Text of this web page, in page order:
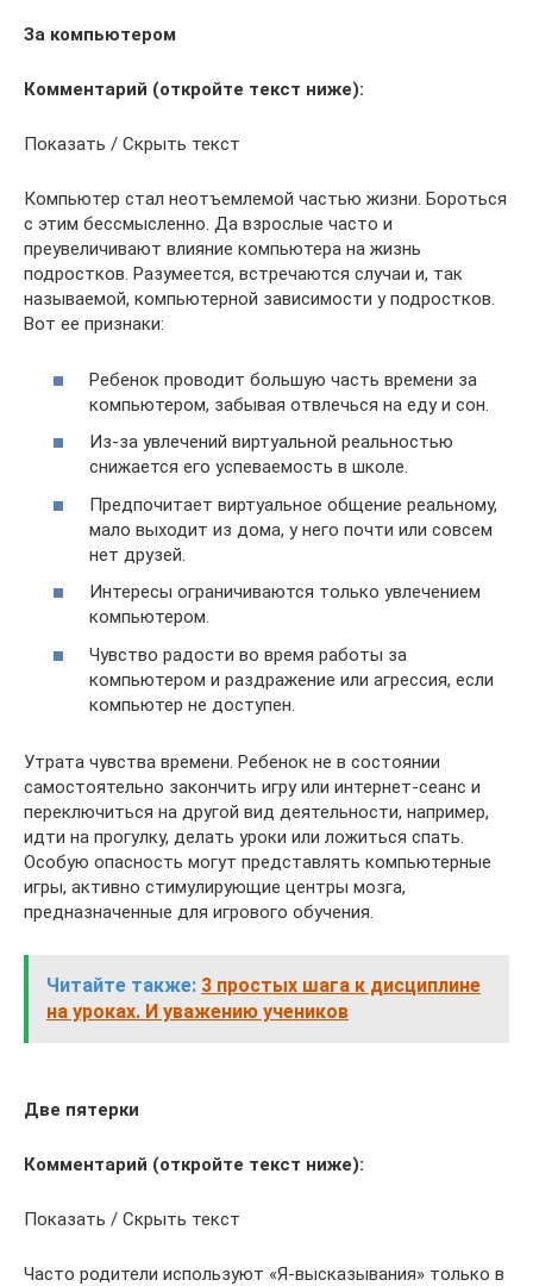
За компьютером
Комментарий (откройте текст ниже):
Показать / Скрыть текст
Компьютер стал неотъемлемой частью жизни. Бороться
с этим бессмысленно. Да взрослые часто и
преувеличивают влияние компьютера на жизнь
подростков. Разумеется, встречаются случаи и, так
называемой, компьютерной зависимости у подростков.
Вот ее признаки:
Ребенок проводит большую часть времени за
компьютером, забывая отвлечься на еду и сон.
Из-за увлечений виртуальной реальностью
снижается его успеваемость в школе.
Предпочитает виртуальное общение реальному,
мало выходит из дома, у него почти или совсем
нет друзей.
Интересы ограничиваются только увлечением
компьютером.
Чувство радости во время работы за
компьютером и раздражение или агрессия, если
компьютер не доступен.
Утрата чувства времени. Ребенок не в состоянии
самостоятельно закончить игру или интернет-сеанс и
переключиться на другой вид деятельности, например,
идти на прогулку, делать уроки или ложиться спать.
Особую опасность могут представлять компьютерные
игры, активно стимулирующие центры мозга,
предназначенные для игрового обучения.
Читайте также: 3 простых шага к дисциплине
на уроках. И уважению учеников
Две пятерки
Комментарий (откройте текст ниже):
Показать / Скрыть текст
Часто родители используют «Я-высказывания» только в